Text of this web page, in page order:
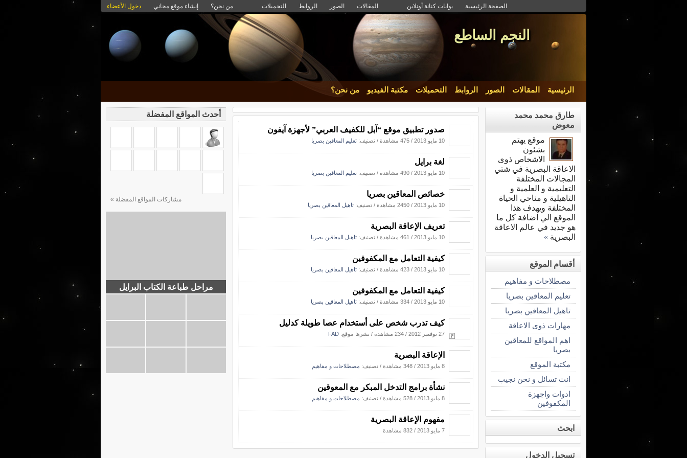
الصفحة الرئيسية بوابات كنانة أونلاين المقالات الصور الروابط التحميلات من نحن؟ إنشاء موقع مجاني دخول الأعضاء
النجم الساطع
الرئيسية المقالات الصور الروابط التحميلات مكتبة الفيديو من نحن؟
صدور تطبيق موقع “آبل للكفيف العربي” لأجهزة آيفون
10 مايو 2013 / 475 مشاهدة / تصنيف: تعليم المعاقين بصريا
لغة برايل
10 مايو 2013 / 490 مشاهدة / تصنيف: تعليم المعاقين بصريا
خصائص المعاقين بصريا
10 مايو 2013 / 2450 مشاهدة / تصنيف: تاهيل المعاقين بصريا
تعريف الإعاقة البصرية
10 مايو 2013 / 461 مشاهدة / تصنيف: تاهيل المعاقين بصريا
كيفية التعامل مع المكفوفين
10 مايو 2013 / 423 مشاهدة / تصنيف: تاهيل المعاقين بصريا
كيفية التعامل مع المكفوفين
10 مايو 2013 / 334 مشاهدة / تصنيف: تاهيل المعاقين بصريا
كيف تدرب شخص على أستخدام عصا طويلة كدليل
27 نوفمبر 2012 / 234 مشاهدة / نشرها موقع: FAD
الإعاقة البصرية
8 مايو 2013 / 348 مشاهدة / تصنيف: مصطلاحات و مفاهيم
نشأة برامج التدخل المبكر مع المعوقين
8 مايو 2013 / 528 مشاهدة / تصنيف: مصطلاحات و مفاهيم
مفهوم الإعاقة البصرية
7 مايو 2013 / 832 مشاهدة
طارق محمد محمد
معوض
موقع يهتم
بشئون
الاشخاص ذوى
الاعاقة البصرية في شتي
المجالات المختلفة
التعليمية و العلمية و
التاهيلية و مناحي الحياة
المختلفة ويهدف هذا
الموقع الي اضافة كل ما
هو جديد في عالم الاعاقة
البصرية »
أقسام الموقع
مصطلاحات و مفاهيم
تعليم المعاقين بصريا
تاهيل المعاقين بصريا
مهارات ذوى الاعاقة
اهم المواقع للمعاقين
بصريا
مكتبة الموقع
انت تسائل و نحن نجيب
ادوات واجهزة
المكفوفين
ابحث
تسجيل الدخول
أحدث المواقع المفضلة
مشاركات المواقع المفضلة »
مراحل طباعة الكتاب البرايل